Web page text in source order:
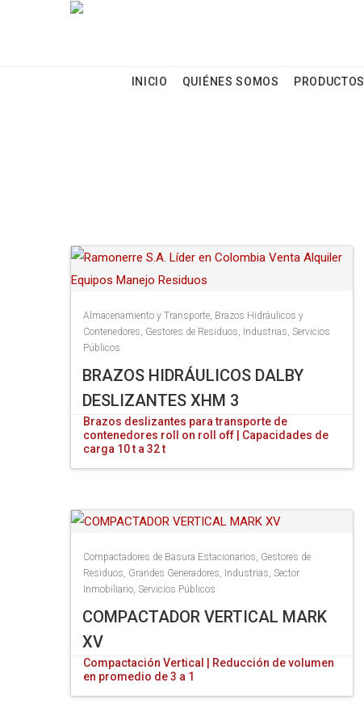
INICIO QUIÉNES SOMOS PRODUCTOS
Almacenamiento y Transporte, Brazos Hidráulicos y
Contenedores, Gestores de Residuos, Industrias, Servicios
Públicos
BRAZOS HIDRÁULICOS DALBY
DESLIZANTES XHM 3
Brazos deslizantes para transporte de
contenedores roll on roll off | Capacidades de
carga 10 t a 32 t
Compactadores de Basura Estacionarios, Gestores de
Residuos, Grandes Generadores, Industrias, Sector
Inmobiliario, Servicios Públicos
COMPACTADOR VERTICAL MARK
XV
Compactación Vertical | Reducción de volumen
en promedio de 3 a 1